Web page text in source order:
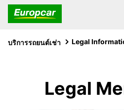
บริการรถยนต์เช่า Legal
Legal